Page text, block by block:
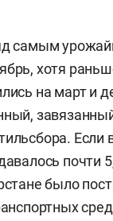
самым
хотя
на март и
Если
почти
было